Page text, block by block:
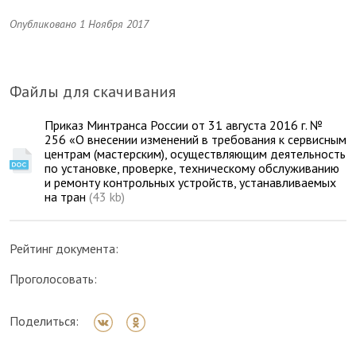
Опубликовано 1 Ноября 2017
Файлы для скачивания
Приказ Минтранса России от 31 августа 2016 г. №
256 «О внесении изменений в требования к сервисным
центрам (мастерским), осуществляющим деятельность
по установке, проверке, техническому обслуживанию
и ремонту контрольных устройств, устанавливаемых
на тран (43 kb)
Рейтинг документа:
Проголосовать:
Поделиться: